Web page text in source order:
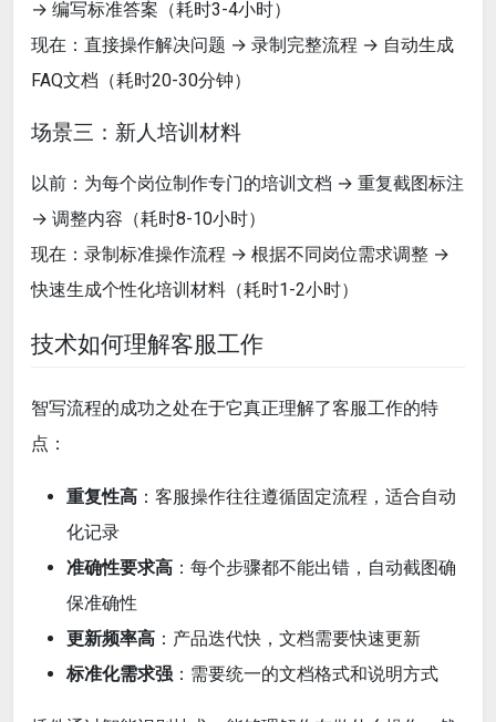
→ 编写标准答案（耗时3-4小时）
现在：直接操作解决问题 → 录制完整流程 → 自动生成
FAQ文档（耗时20-30分钟）
场景三：新人培训材料
以前：为每个岗位制作专门的培训文档 → 重复截图标注
→ 调整内容（耗时8-10小时）
现在：录制标准操作流程 → 根据不同岗位需求调整 →
快速生成个性化培训材料（耗时1-2小时）
技术如何理解客服工作
智写流程的成功之处在于它真正理解了客服工作的特
点：
重复性高 ：客服操作往往遵循固定流程，适合自动
化记录
准确性要求高 ：每个步骤都不能出错，自动截图确
保准确性
更新频率高 ：产品迭代快，文档需要快速更新
标准化需求强 ：需要统一的文档格式和说明方式